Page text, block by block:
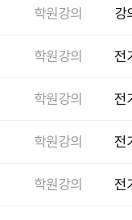
학원강의 강
학원강의 전
학원강의 전
학원강의 전
학원강의 전